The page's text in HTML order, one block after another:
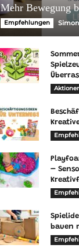
Mehr Bewegung
Empfehlungen
–
bauen